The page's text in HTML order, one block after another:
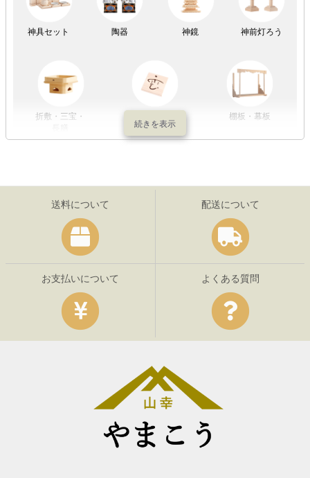
神具セット 陶器 神鏡 神前灯ろう
折敷・三宝・
棚板・幕板
送料について 配送について
お支払いについて よくある質問